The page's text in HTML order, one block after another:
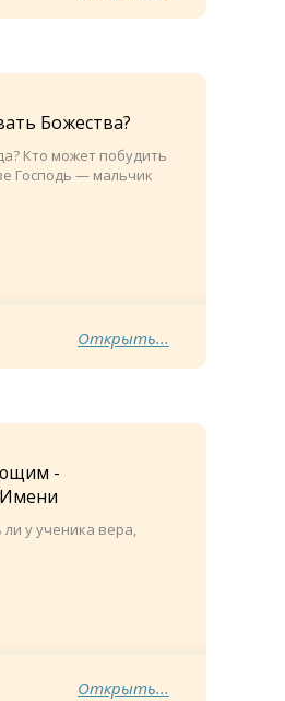
Божества?
Кто может побудить
Господь — мальчик
Открыть...
-
Имени
ли у ученика вера,
Открыть...